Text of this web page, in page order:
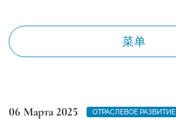
菜单
06 Марта 2025
ОТРАСЛЕВОЕ РАЗВИТИЕ